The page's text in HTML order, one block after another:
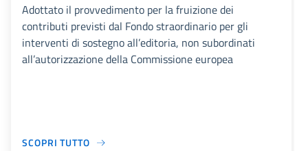
Adottato il provvedimento per la fruizione dei
contributi previsti dal Fondo straordinario per gli
interventi di sostegno all’editoria, non subordinati
all’autorizzazione della Commissione europea
SCOPRI TUTTO